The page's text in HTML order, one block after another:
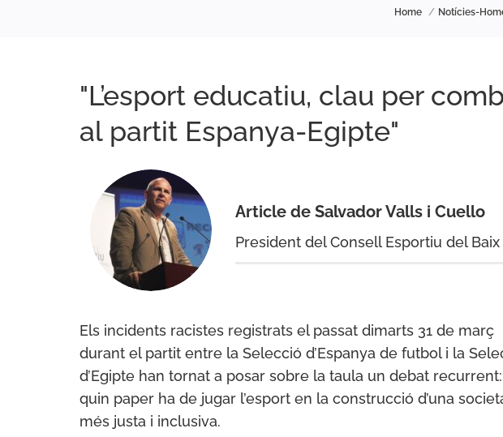
You are here:
Home Notícies-
"L’esport educatiu, clau per
al partit Espanya-Egipte"
Article de Salvador Valls i Cuello
President del Consell Esportiu del
Els incidents racistes registrats el passat dimarts 31 de març
durant el partit entre la Selecció d’Espanya de futbol i la
d’Egipte han tornat a posar sobre la taula un debat recurrent:
quin paper ha de jugar l’esport en la construcció d’una
més justa i inclusiva.